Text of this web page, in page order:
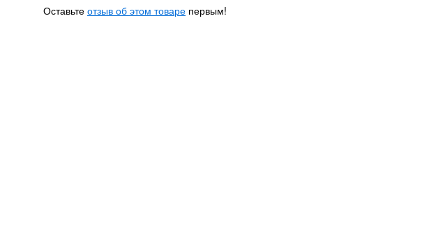
Оставьте отзыв об этом товаре первым!